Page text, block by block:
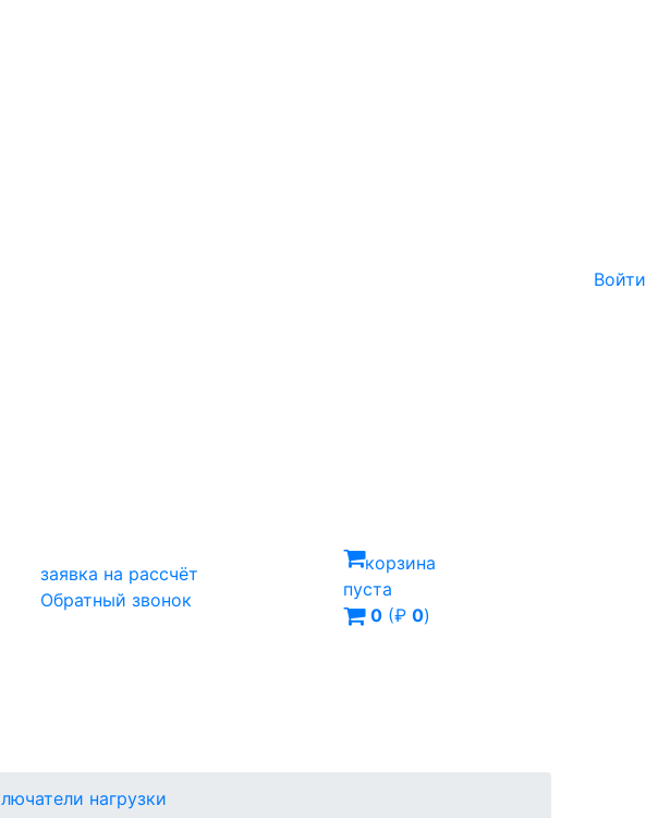
Войти
корзина
пуста
0 (₽0)
заявка на рассчёт
Обратный звонок
нагрузки